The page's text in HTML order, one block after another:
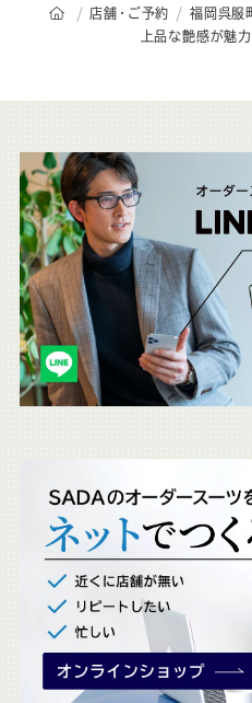
オーダースーツSADAのトッ
店舗・ご予約 福岡呉服
上品な艶感が魅
こ
ち
ら
も
チ
ェ